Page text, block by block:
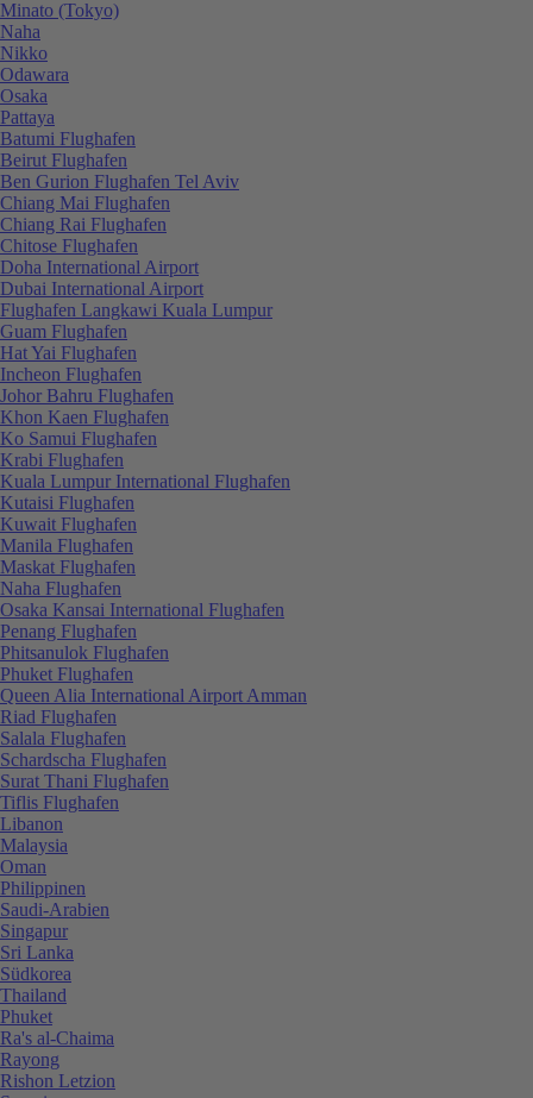
Minato (Tokyo)
Naha
Nikko
Odawara
Osaka
Pattaya
Batumi Flughafen
Beirut Flughafen
Ben Gurion Flughafen Tel Aviv
Chiang Mai Flughafen
Chiang Rai Flughafen
Chitose Flughafen
Doha International Airport
Dubai International Airport
Flughafen Langkawi Kuala Lumpur
Guam Flughafen
Hat Yai Flughafen
Incheon Flughafen
Johor Bahru Flughafen
Khon Kaen Flughafen
Ko Samui Flughafen
Krabi Flughafen
Kuala Lumpur International Flughafen
Kutaisi Flughafen
Kuwait Flughafen
Manila Flughafen
Maskat Flughafen
Naha Flughafen
Osaka Kansai International Flughafen
Penang Flughafen
Phitsanulok Flughafen
Phuket Flughafen
Queen Alia International Airport Amman
Riad Flughafen
Salala Flughafen
Schardscha Flughafen
Surat Thani Flughafen
Tiflis Flughafen
Libanon
Malaysia
Oman
Philippinen
Saudi-Arabien
Singapur
Sri Lanka
Südkorea
Thailand
Phuket
Ra's al-Chaima
Rayong
Rishon Letzion